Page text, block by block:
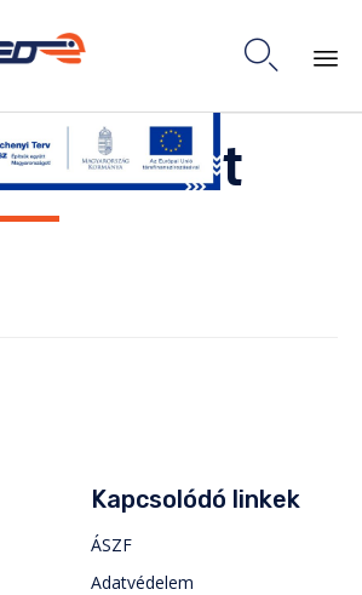

Skip
to
content
Kapcsolódó linkek
ÁSZF
Adatvédelem